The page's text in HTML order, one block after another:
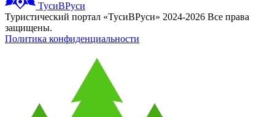
ТусиВРуси
Туристический портал «ТусиВРуси» 2024-2026 Все права
защищены.
Политика конфиденциальности